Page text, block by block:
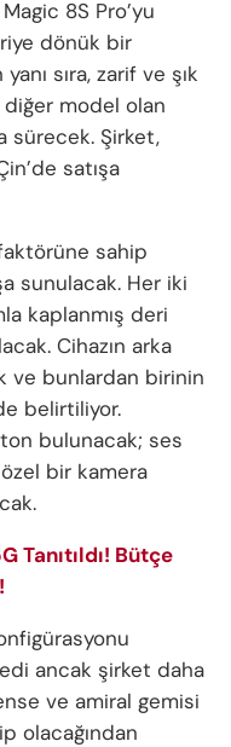
8S Pro’yu
dönük bir
sıra, zarif ve şık
model olan
sürecek. Şirket,
satışa
sahip
sunulacak. Her iki
kaplanmış deri
Cihazın arka
ve bunlardan birinin
belirtiliyor.
bulunacak; ses
bir kamera
Tanıtıldı! Bütçe
ancak şirket daha
ve amiral gemisi
olacağından